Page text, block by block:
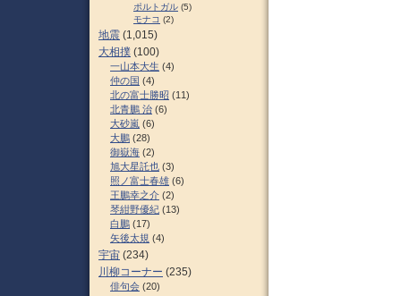
ポルトガル (5)
モナコ (2)
地震 (1,015)
大相撲 (100)
一山本大生 (4)
仲の国 (4)
北の富士勝昭 (11)
北青鵬 治 (6)
大砂嵐 (6)
大鵬 (28)
御嶽海 (2)
旭大星託也 (3)
照ノ富士春雄 (6)
王鵬幸之介 (2)
琴紺野優紀 (13)
白鵬 (17)
矢後太規 (4)
宇宙 (234)
川柳コーナー (235)
俳句会 (20)